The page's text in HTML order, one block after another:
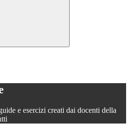
e esercizi creati dai docenti della